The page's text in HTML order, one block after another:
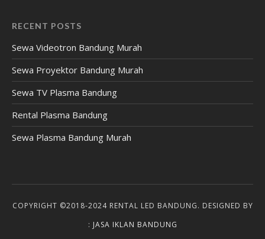
RECENT POSTS
Sewa Videotron Bandung Murah
Sewa Proyektor Bandung Murah
Sewa TV Plasma Bandung
Rental Plasma Bandung
Sewa Plasma Bandung Murah
COPYRIGHT ©2018-2024 RENTAL LED BANDUNG. DESIGNED BY
: JASA IKLAN BANDUNG